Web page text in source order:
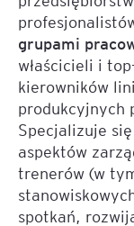
grupami
właścicieli i
kierowników
produkcyjnych
Specjalizuje
aspektów
trenerów (w
spotkań,